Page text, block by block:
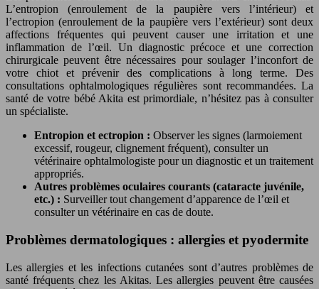
L’entropion (enroulement de la paupière vers l’intérieur) et
l’ectropion (enroulement de la paupière vers l’extérieur) sont deux
affections fréquentes qui peuvent causer une irritation et une
inflammation de l’œil. Un diagnostic précoce et une correction
chirurgicale peuvent être nécessaires pour soulager l’inconfort de
votre chiot et prévenir des complications à long terme. Des
consultations ophtalmologiques régulières sont recommandées. La
santé de votre bébé Akita est primordiale, n’hésitez pas à consulter
un spécialiste.
Entropion et ectropion : Observer les signes (larmoiement
excessif, rougeur, clignement fréquent), consulter un
vétérinaire ophtalmologiste pour un diagnostic et un traitement
appropriés.
Autres problèmes oculaires courants (cataracte juvénile,
etc.) : Surveiller tout changement d’apparence de l’œil et
consulter un vétérinaire en cas de doute.
Problèmes dermatologiques : allergies et pyodermite
Les allergies et les infections cutanées sont d’autres problèmes de
santé fréquents chez les Akitas. Les allergies peuvent être causées